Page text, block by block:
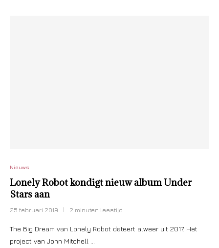
Nieuws
Lonely Robot kondigt nieuw album Under
Stars aan
25 februari 2019 2 minuten leestijd
The Big Dream van Lonely Robot dateert alweer uit 2017. Het
project van John Mitchell …